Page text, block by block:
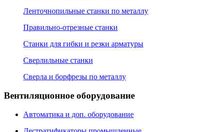
Ленточнопильные станки по металлу
Правильно-отрезные станки
Станки для гибки и резки арматуры
Сверлильные станки
Сверла и борфрезы по металлу
Вентиляционное оборудование
Автоматика и доп. оборудование